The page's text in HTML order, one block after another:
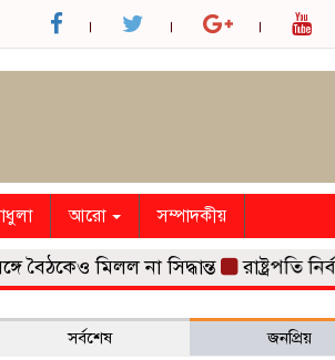
আরো সম্পাদকীয়
মিলল না সিদ্ধান্ত রাষ্ট্রপতি
সর্বশেষ জনপ্রিয়